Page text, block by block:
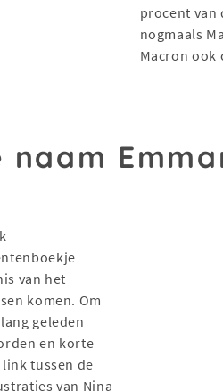
procent van
nogmaals
Macron ook
van het
komen. Om
geleden
en korte
tussen de
van Nina